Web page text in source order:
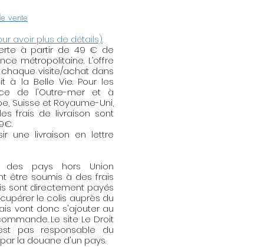
vente
avoir plus de détails).
à partir de 49 € de
métropolitaine. L’offre
visite/achat dans
à la Belle Vie. Pour les
de l'Outre-mer et à
Suisse et Royaume-Uni,
frais de livraison sont
une livraison en lettre
des pays hors Union
être soumis à des frais
sont directement payés
le colis auprès du
vont donc s'ajouter au
Le site Le Droit
pas responsable du
la douane d'un pays.